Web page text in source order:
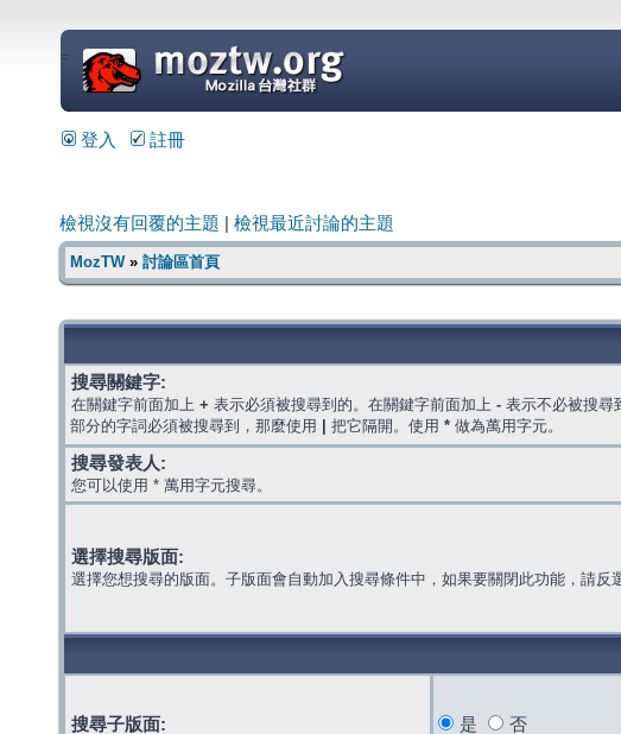
=
登入 註冊
檢視沒有回覆的主題 檢視最近討論的主題
MozTW» 討論區首頁
搜尋關鍵字:
在關鍵字前面加上 + 表示必須被搜尋到的。在關鍵字前面加上 - 表示不必被搜尋
部分的字詞必須被搜尋到，那麼使用
把它隔開。使用 * 做為萬用字元。
搜尋發表人:
您可以使用 * 萬用字元搜尋。
選擇搜尋版面:
選擇您想搜尋的版面。子版面會自動加入搜尋條件中，如果要關閉此功能，請反
搜尋子版面: 是 否